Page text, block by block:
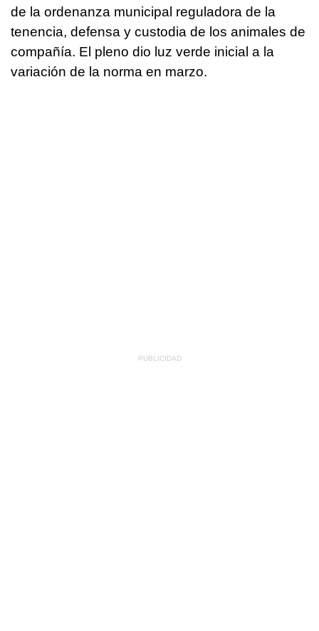
de la ordenanza municipal reguladora de la
tenencia, defensa y custodia de los animales de
compañía. El pleno dio luz verde inicial a la
variación de la norma en marzo.